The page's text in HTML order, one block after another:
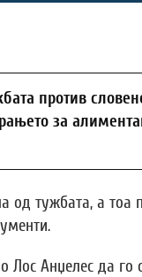
против
за
од тужбата, а тоа
Лос Анџелес да го